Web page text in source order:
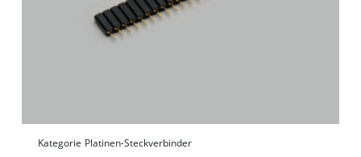
Kategorie Platinen-Steckverbinder